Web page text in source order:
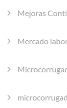
Mejoras
Mercado